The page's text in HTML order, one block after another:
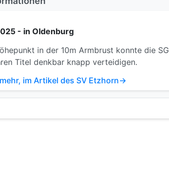
- in Oldenburg
in der 10m Armbrust konnte die SG
Titel denkbar knapp verteidigen.
im Artikel des SV Etzhorn→